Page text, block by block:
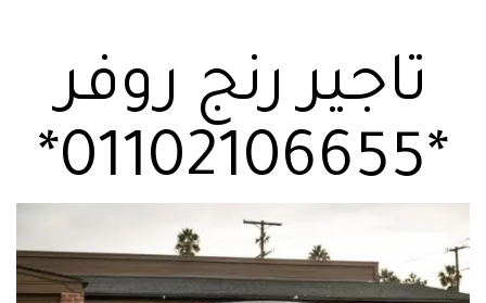
تاجير رنج روفر
*01102106655*